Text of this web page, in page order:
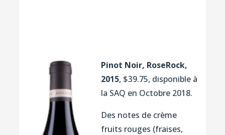
Pinot Noir, RoseRock,
2015, $39.75, disponible à
la SAQ en Octobre 2018.
Des notes de crème
fruits rouges (fraises,